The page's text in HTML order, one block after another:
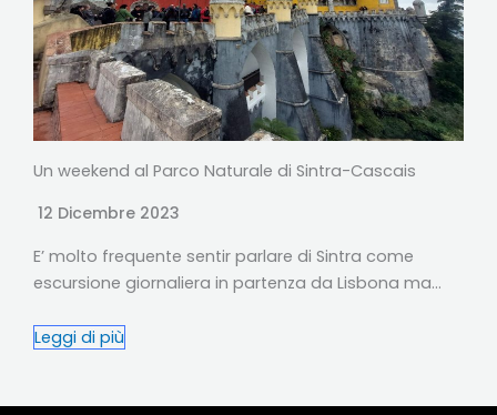
Un weekend al Parco Naturale di Sintra-Cascais
12 Dicembre 2023
E’ molto frequente sentir parlare di Sintra come
escursione giornaliera in partenza da Lisbona ma…
Leggi di più